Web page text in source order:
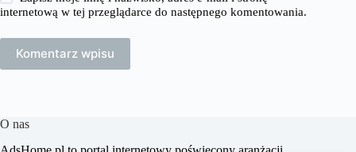
internetową w tej przeglądarce do następnego komentowania.
Komentarz wpisu
O nas